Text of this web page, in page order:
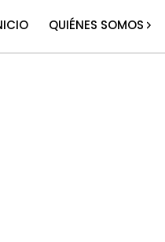
QUIÉNES SOMOS